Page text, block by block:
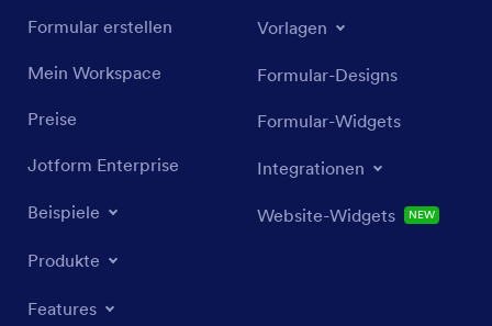
Formular erstellen
Mein Workspace
Preise
Jotform Enterprise
Beispiele
Produkte
Features
Vorlagen
Formular-Designs
Formular-Widgets
Integrationen
Website-Widgets NEW